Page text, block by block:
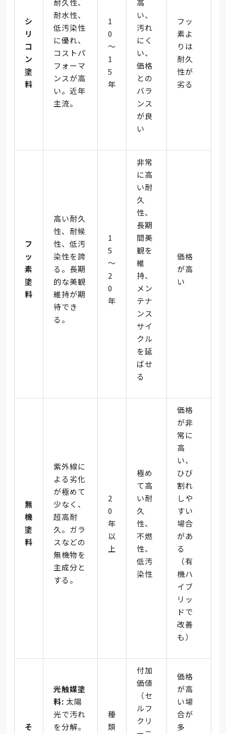
シ
リ
コ
ン
塗
料
耐久性、
耐水性、
低汚染性
に優れ、
コストパ
フォーマ
ンスが高
い。近年
主流。
1
0
～
1
5
年
高
い、
汚れ
にく
い、
価格
との
バラ
ンス
が良
い
フッ
素よ
りは
耐久
性が
劣る
フ
ッ
素
塗
料
高い耐久
性、耐候
性、低汚
染性を誇
る。長期
的な美観
維持が期
待でき
る。
1
5
～
2
0
年
非常
に高
い耐
久
性、
長期
間美
観を
維
持、
メン
テナ
ンス
サイ
クル
を延
ばせ
る
価格
が高
い
無
機
塗
料
紫外線に
よる劣化
が極めて
少なく、
超高耐
久。ガラ
スなどの
無機物を
主成分と
する。
2
0
年
以
上
極め
て高
い耐
久
性、
不燃
性、
低汚
染性
価格
が非
常に
高
い、
ひび
割れ
しや
すい
場合
があ
る
（有
機ハ
イブ
リッ
ドで
改善
も）
そ
光触媒塗
料: 太陽
光で汚れ
を分解。
種
類
付加
価値
（セ
ルフ
クリ
価格
が高
い場
合が
多